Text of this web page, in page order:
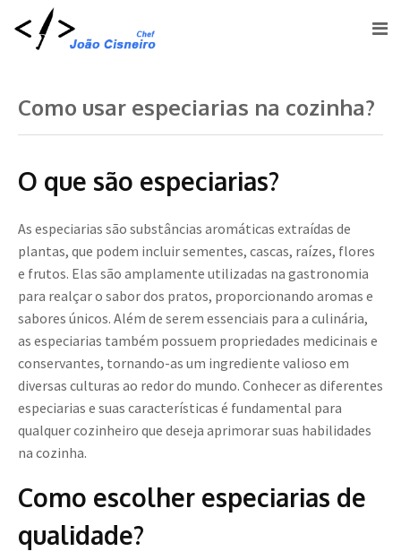
Como usar especiarias na cozinha?
O que são especiarias?
As especiarias são substâncias aromáticas extraídas de
plantas, que podem incluir sementes, cascas, raízes, flores
e frutos. Elas são amplamente utilizadas na gastronomia
para realçar o sabor dos pratos, proporcionando aromas e
sabores únicos. Além de serem essenciais para a culinária,
as especiarias também possuem propriedades medicinais e
conservantes, tornando-as um ingrediente valioso em
diversas culturas ao redor do mundo. Conhecer as diferentes
especiarias e suas características é fundamental para
qualquer cozinheiro que deseja aprimorar suas habilidades
na cozinha.
Como escolher especiarias de
qualidade?